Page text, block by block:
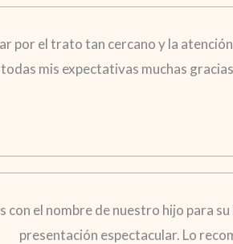
por el trato tan cercano y la
mis expectativas muchas
con el nombre de nuestro hijo para
presentación espectacular. Lo